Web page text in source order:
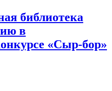
библиотека
в
«Сыр-бор»